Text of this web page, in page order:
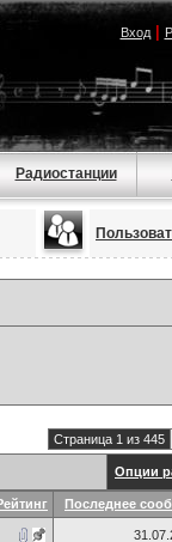
Вход|
Радиостанции
Страница 1 из 445
Опции
Последнее